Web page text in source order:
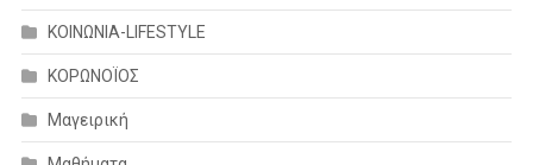
ΚΟΙΝΩΝΙΑ-LIFESTYLE
ΚΟΡΩΝΟΪΟΣ
Μαγειρική